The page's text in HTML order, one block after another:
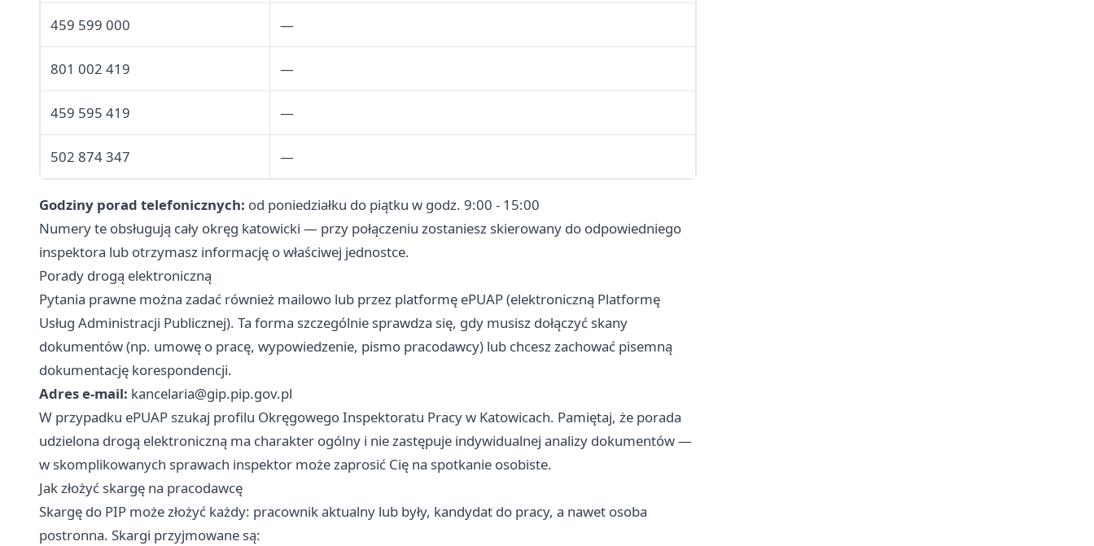
459 599 000 —
801 002 419 —
459 595 419 —
502 874 347 —
Godziny porad telefonicznych: od poniedziałku do piątku w godz. 9:00 - 15:00
Numery te obsługują cały okręg katowicki — przy połączeniu zostaniesz skierowany do odpowiedniego
inspektora lub otrzymasz informację o właściwej jednostce.
Porady drogą elektroniczną
Pytania prawne można zadać również mailowo lub przez platformę ePUAP (elektroniczną Platformę
Usług Administracji Publicznej). Ta forma szczególnie sprawdza się, gdy musisz dołączyć skany
dokumentów (np. umowę o pracę, wypowiedzenie, pismo pracodawcy) lub chcesz zachować pisemną
dokumentację korespondencji.
Adres e-mail: kancelaria@gip.pip.gov.pl
W przypadku ePUAP szukaj profilu Okręgowego Inspektoratu Pracy w Katowicach. Pamiętaj, że porada
udzielona drogą elektroniczną ma charakter ogólny i nie zastępuje indywidualnej analizy dokumentów —
w skomplikowanych sprawach inspektor może zaprosić Cię na spotkanie osobiste.
Jak złożyć skargę na pracodawcę
Skargę do PIP może złożyć każdy: pracownik aktualny lub były, kandydat do pracy, a nawet osoba
postronna. Skargi przyjmowane są: